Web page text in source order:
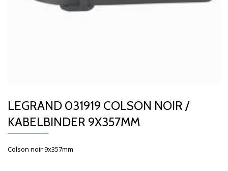
LEGRAND 031919 COLSON NOIR /
KABELBINDER 9X357MM
Colson noir 9x357mm